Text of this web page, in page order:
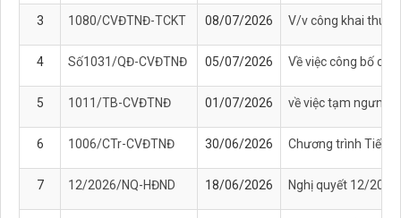
3 1080/CVĐTNĐ-TCKT 08/07/2026 V/v công khai
4 Số1031/QĐ-CVĐTNĐ 05/07/2026 Về việc công bố
5 1011/TB-CVĐTNĐ 01/07/2026 về việc tạm ngưng
6 1006/CTr-CVĐTNĐ 30/06/2026 Chương trình Tiết
7 12/2026/NQ-HĐND 18/06/2026 Nghị quyết 12/